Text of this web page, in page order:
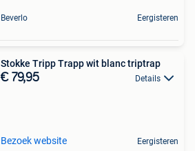
Beverlo Eergisteren
Stokke Tripp Trapp wit blanc triptrap
€ 79,95 Details
Bezoek website Eergisteren